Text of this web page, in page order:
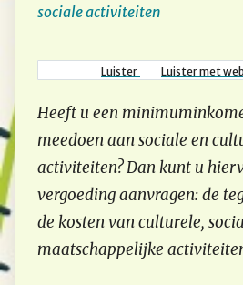
Kruimelpad
sociale activiteiten
Luister Luister met
Heeft u een
meedoen aan sociale en
activiteiten? Dan kunt u
vergoeding aanvragen: de
de kosten van culturele,
maatschappelijke